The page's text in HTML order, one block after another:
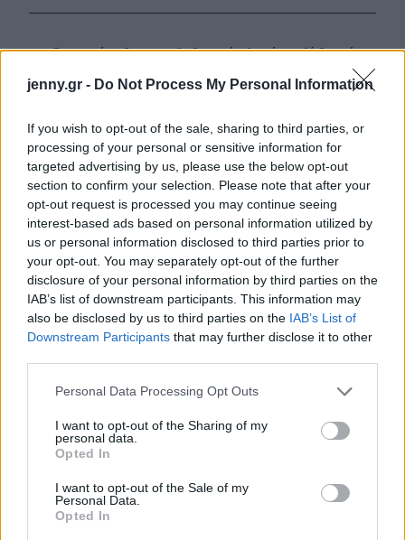
jenny.gr - Do Not Process My Personal Information
If you wish to opt-out of the sale, sharing to third parties, or
processing of your personal or sensitive information for
targeted advertising by us, please use the below opt-out
section to confirm your selection. Please note that after your
opt-out request is processed you may continue seeing
interest-based ads based on personal information utilized by
us or personal information disclosed to third parties prior to
your opt-out. You may separately opt-out of the further
disclosure of your personal information by third parties on the
IAB’s list of downstream participants. This information may
also be disclosed by us to third parties on the IAB’s List of
Downstream Participants that may further disclose it to other
Please note that this website/app uses one or more Google
not limited to your visit or usage behaviour. You may click to
grant or deny consent to Google and its third-party tags to
use your data for below specified purposes in below Google
consent section.
Personal Data Processing Opt Outs
I want to opt-out of the Sharing of my
personal data.
Opted In
I want to opt-out of the Sale of my
Personal Data.
Opted In
Οι μαμάκηδες του ζωδιακού: Αυτά τα ζώδια είναι
συνήθως κολλημένα στη μαμά τους
Τα 6 σημεία του σπιτιού που δεν χρειάζεται να
καθαρίζεις κάθε εβδομάδα
3-3-3 rule: Ο κανόνας που θα αλλάξει τον τρόπο
που ντύνεσαι
TAGS ΚΟΤΟΠΟΥΛΟ ΤΡΙΚ ΜΑΡΙΝΑΔΑ